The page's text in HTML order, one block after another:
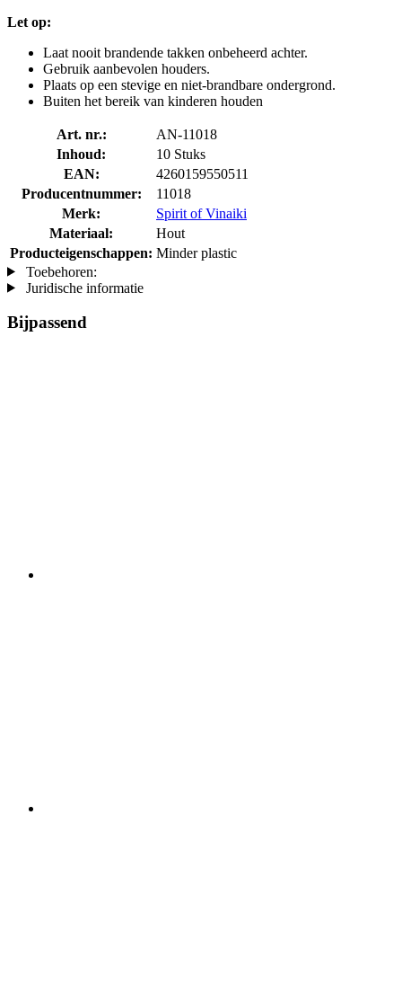
Let op:
Laat nooit brandende takken onbeheerd achter.
Gebruik aanbevolen houders.
Plaats op een stevige en niet-brandbare ondergrond.
Buiten het bereik van kinderen houden
Art. nr.:
AN-11018
Inhoud:
10 Stuks
EAN:
4260159550511
Producentnummer:
11018
Merk:
Spirit of Vinaiki
Materiaal:
Hout
Producteigenschappen: Minder plastic
Toebehoren:
Juridische informatie
Bijpassend